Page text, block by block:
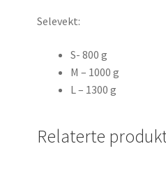
Selevekt:
S- 800 g
M – 1000 g
L – 1300 g
Relaterte